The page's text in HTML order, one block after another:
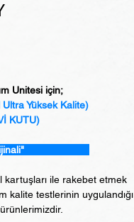
Preis
Unitesi için;
Ultra Yüksek Kalite)
KUTU)
Orijinali"
kartuşları ile rakebet etmek
kalite testlerinin uygulandığı